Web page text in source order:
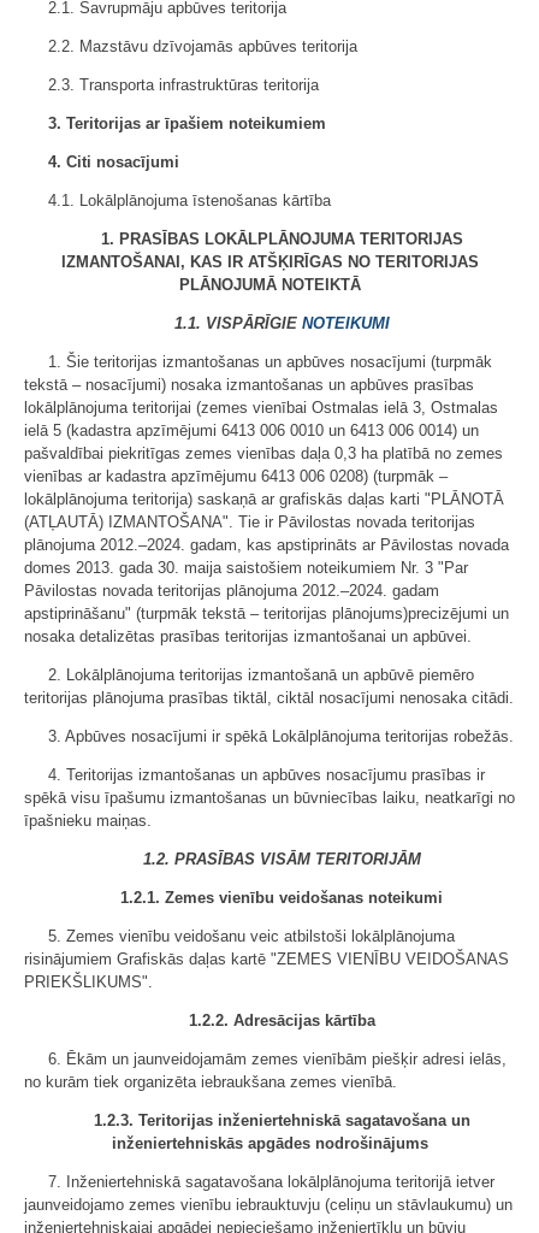
2.1. Savrupmāju apbūves teritorija
2.2. Mazstāvu dzīvojamās apbūves teritorija
2.3. Transporta infrastruktūras teritorija
3. Teritorijas ar īpašiem noteikumiem
4. Citi nosacījumi
4.1. Lokālplānojuma īstenošanas kārtība
1. PRASĪBAS LOKĀLPLĀNOJUMA TERITORIJAS
IZMANTOŠANAI, KAS IR ATŠĶIRĪGAS NO TERITORIJAS
PLĀNOJUMĀ NOTEIKTĀ
1.1. VISPĀRĪGIE NOTEIKUMI
1. Šie teritorijas izmantošanas un apbūves nosacījumi (turpmāk
tekstā – nosacījumi) nosaka izmantošanas un apbūves prasības
lokālplānojuma teritorijai (zemes vienībai Ostmalas ielā 3, Ostmalas
ielā 5 (kadastra apzīmējumi 6413 006 0010 un 6413 006 0014) un
pašvaldībai piekritīgas zemes vienības daļa 0,3 ha platībā no zemes
vienības ar kadastra apzīmējumu 6413 006 0208) (turpmāk –
lokālplānojuma teritorija) saskaņā ar grafiskās daļas karti "PLĀNOTĀ
(ATĻAUTĀ) IZMANTOŠANA". Tie ir Pāvilostas novada teritorijas
plānojuma 2012.–2024. gadam, kas apstiprināts ar Pāvilostas novada
domes 2013. gada 30. maija saistošiem noteikumiem Nr. 3 "Par
Pāvilostas novada teritorijas plānojuma 2012.–2024. gadam
apstiprināšanu" (turpmāk tekstā – teritorijas plānojums)precizējumi un
nosaka detalizētas prasības teritorijas izmantošanai un apbūvei.
2. Lokālplānojuma teritorijas izmantošanā un apbūvē piemēro
teritorijas plānojuma prasības tiktāl, ciktāl nosacījumi nenosaka citādi.
3. Apbūves nosacījumi ir spēkā Lokālplānojuma teritorijas robežās.
4. Teritorijas izmantošanas un apbūves nosacījumu prasības ir
spēkā visu īpašumu izmantošanas un būvniecības laiku, neatkarīgi no
īpašnieku maiņas.
1.2. PRASĪBAS VISĀM TERITORIJĀM
1.2.1. Zemes vienību veidošanas noteikumi
5. Zemes vienību veidošanu veic atbilstoši lokālplānojuma
risinājumiem Grafiskās daļas kartē "ZEMES VIENĪBU VEIDOŠANAS
PRIEKŠLIKUMS".
1.2.2. Adresācijas kārtība
6. Ēkām un jaunveidojamām zemes vienībām piešķir adresi ielās,
no kurām tiek organizēta iebraukšana zemes vienībā.
1.2.3. Teritorijas inženiertehniskā sagatavošana un
inženiertehniskās apgādes nodrošinājums
7. Inženiertehniskā sagatavošana lokālplānojuma teritorijā ietver
jaunveidojamo zemes vienību iebrauktuvju (celiņu un stāvlaukumu) un
inženiertehniskajai apgādei nepieciešamo inženiertīklu un būvju